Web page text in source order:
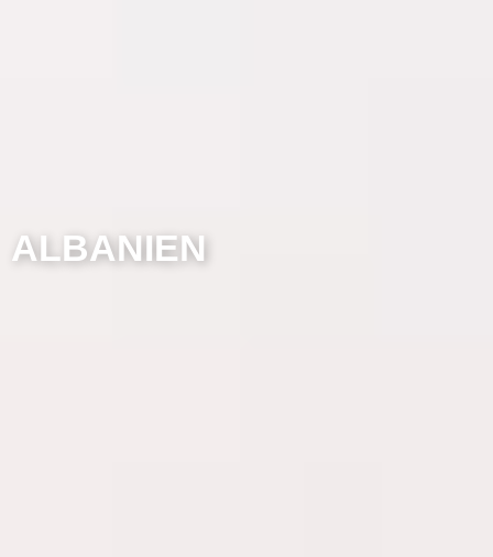
ALBANIEN